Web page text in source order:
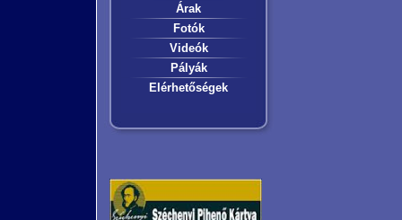
Árak
Fotók
Videók
Pályák
Elérhetőségek